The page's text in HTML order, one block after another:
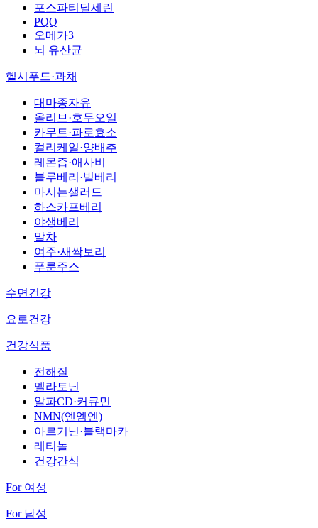
포스파티딜세린
PQQ
오메가3
뇌 유산균
헬시푸드·과채
대마종자유
올리브·호두오일
카무트·파로효소
컬리케일·양배추
레몬즙·애사비
블루베리·빌베리
마시는샐러드
하스카프베리
야생베리
말차
여주·새싹보리
푸룬주스
수면건강
요로건강
건강식품
전해질
멜라토닌
알파CD·커큐민
NMN(엔엠엔)
아르기닌·블랙마카
레티놀
건강간식
For 여성
For 남성